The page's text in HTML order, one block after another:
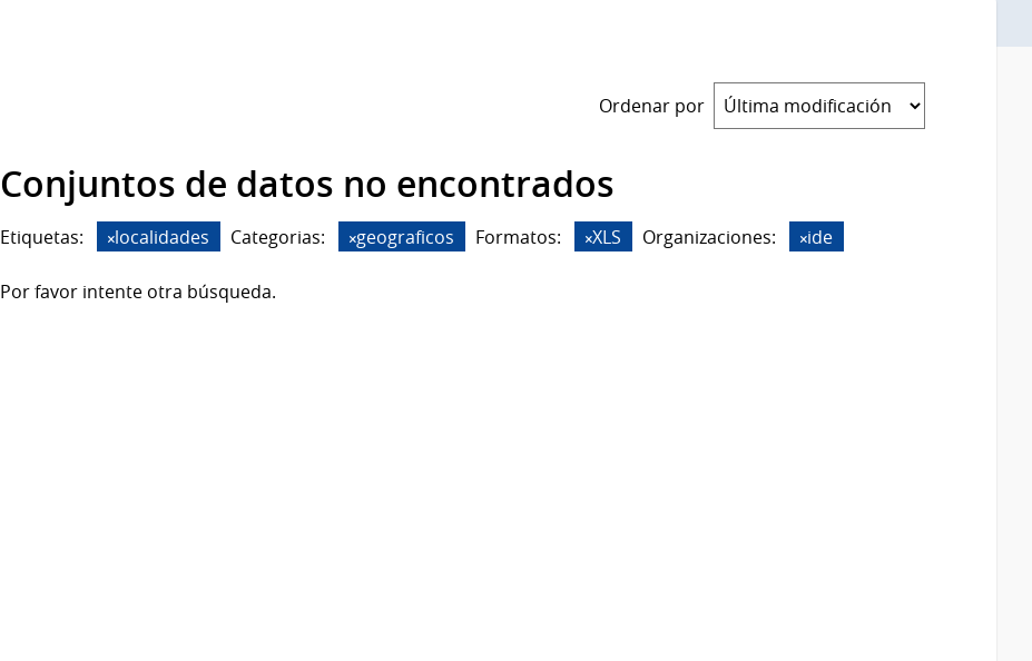
Ordenar por
Conjuntos de datos no encontrados
Etiquetas: localidades Categorias: geograficos Formatos: XLS Organizaciones: ide
Por favor intente otra búsqueda.